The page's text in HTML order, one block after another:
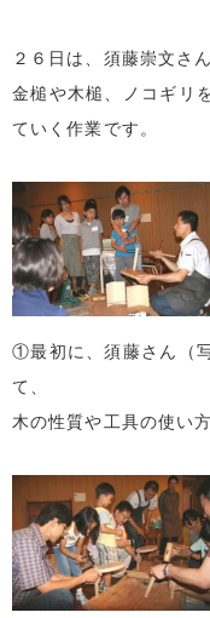
２６日は、須藤崇文さ
金槌や木槌、ノコギリ
ていく作業です。
①最初に、須藤さん（
て、
木の性質や工具の使い